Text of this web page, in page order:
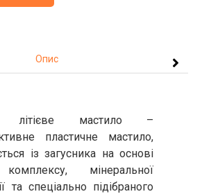
Опис
літієве мастило –
пластичне мастило,
із загусника на основі
комплексу, мінеральної
та спеціально підібраного